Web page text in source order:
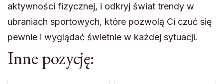
aktywności fizycznej, i odkryj świat trendy w
ubraniach sportowych, które pozwolą Ci czuć się
pewnie i wyglądać świetnie w każdej sytuacji.
Inne pozycję: